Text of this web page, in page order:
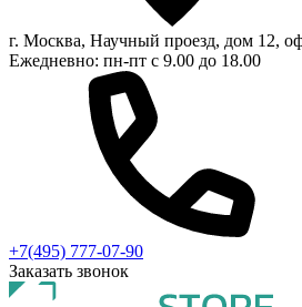
г. Москва, Научный проезд, дом 12,
Ежедневно: пн-пт с 9.00 до 18.00
+7(495) 777-07-90
Заказать звонок